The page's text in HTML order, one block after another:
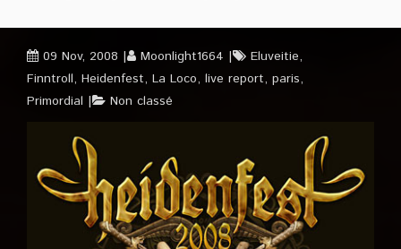
09 Nov, 2008 Moonlight1664 Eluveitie,
Finntroll, Heidenfest, La Loco, live report, paris,
Primordial
Non classé